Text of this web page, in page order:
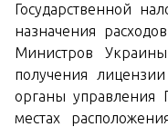
Государственной
назначения
Министров
получения
органы управления
местах